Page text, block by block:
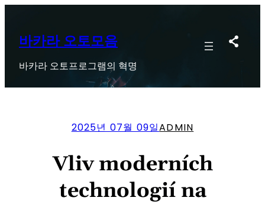
바카라 오토모음
바카라 오토프로그램의 혁명
2025년 07월 09일ADMIN
Vliv moderních
technologií na